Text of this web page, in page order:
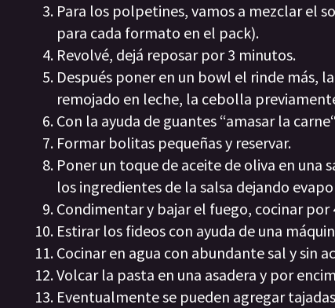
Para los polpetines, vamos a mezclar el
para cada formato en el pack).
Revolvé, dejá reposar por 3 minutos.
Después poner en un bowl el rinde más,
remojado en leche, la cebolla
Con la ayuda de guantes “amasar la
Formar bolitas pequeñas y reservar.
Poner un toque de aceite de oliva en
los ingredientes de la salsa dejando
Condimentar y bajar el fuego, cocinar por
Estirar los fideos con ayuda de una
Cocinar en agua con abundante sal y sin
Volcar la pasta en una asadera y por
Eventualmente se pueden agregar